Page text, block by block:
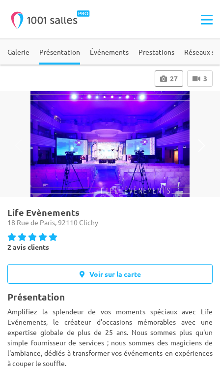
Galerie Présentation Événements Prestations Réseaux
27 3
Life Evènements
18 Rue de Paris, 92110 Clichy
2 avis clients
Voir sur la carte
Présentation
Amplifiez la splendeur de vos moments spéciaux avec Life
Evénements, le créateur d'occasions mémorables avec une
expertise globale de plus de 25 ans. Nous sommes plus qu'un
simple fournisseur de services ; nous sommes des magiciens de
l'ambiance, dédiés à transformer vos événements en expériences
à couper le souffle.